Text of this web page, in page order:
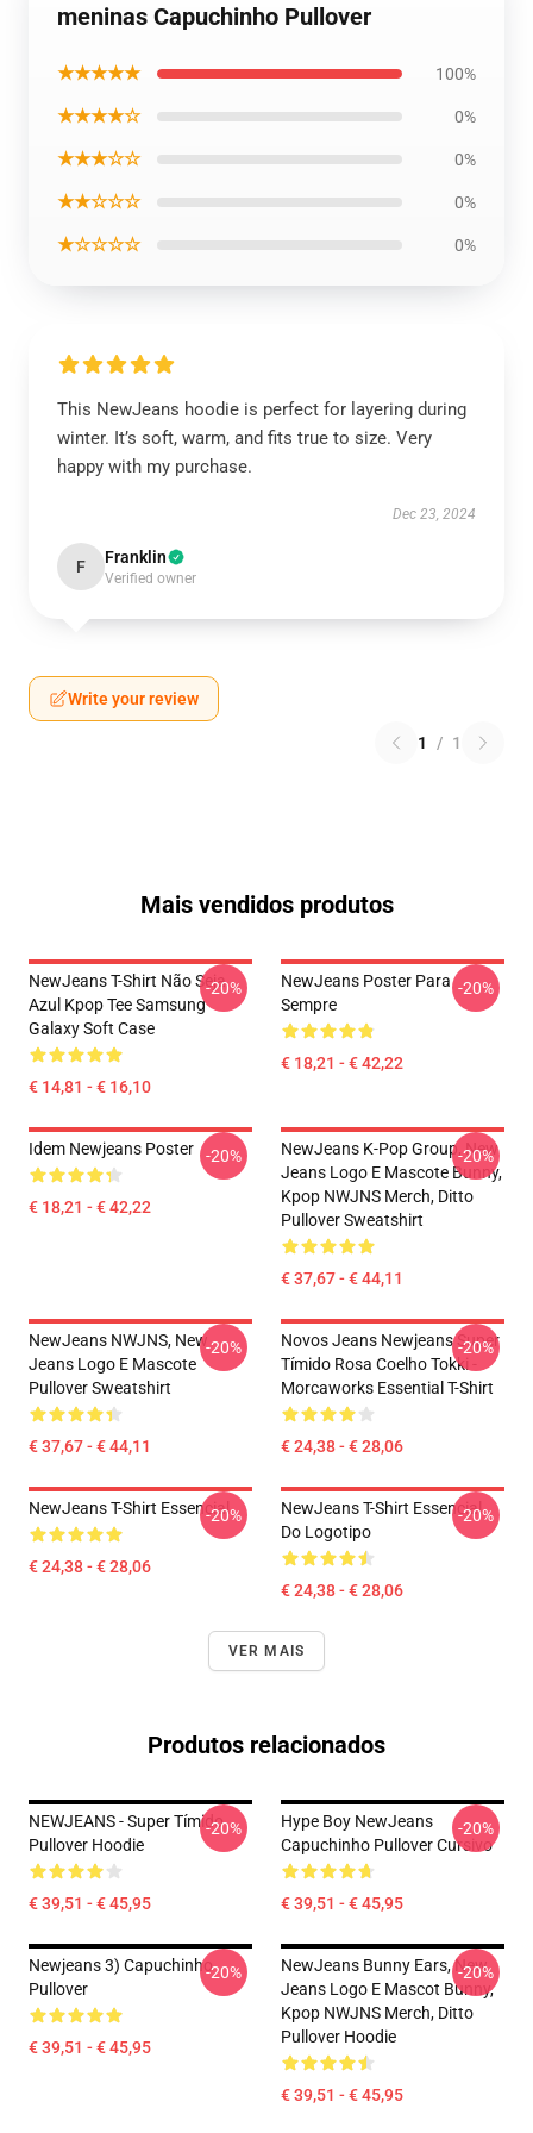
meninas Capuchinho Pullover
★★★★★ 100%
★★★★☆ 0%
★★★☆☆ 0%
★★☆☆☆ 0%
★☆☆☆☆ 0%
This NewJeans hoodie is perfect for layering during
winter. It’s soft, warm, and fits true to size. Very
happy with my purchase.
Dec 23, 2024
F Franklin
Verified owner
Write your review
1 / 1
Mais vendidos produtos
NewJeans T-Shirt Não Seja
Azul Kpop Tee Samsung
Galaxy Soft Case
€ 14,81 - € 16,10
-20%
NewJeans Poster Para
Sempre
€ 18,21 - € 42,22
-20%
Idem Newjeans Poster
€ 18,21 - € 42,22
-20%
NewJeans K-Pop Group, New
Jeans Logo E Mascote Bunny,
Kpop NWJNS Merch, Ditto
Pullover Sweatshirt
€ 37,67 - € 44,11
-20%
NewJeans NWJNS, New
Jeans Logo E Mascote
Pullover Sweatshirt
€ 37,67 - € 44,11
-20%
Novos Jeans Newjeans Super
Tímido Rosa Coelho Tokki -
Morcaworks Essential T-Shirt
€ 24,38 - € 28,06
-20%
NewJeans T-Shirt Essencial
€ 24,38 - € 28,06
-20%
NewJeans T-Shirt Essencial
Do Logotipo
€ 24,38 - € 28,06
-20%
VER MAIS
Produtos relacionados
NEWJEANS - Super Tímido
Pullover Hoodie
€ 39,51 - € 45,95
-20%
Hype Boy NewJeans
Capuchinho Pullover Cursivo
€ 39,51 - € 45,95
-20%
Newjeans 3) Capuchinho
Pullover
€ 39,51 - € 45,95
-20%
NewJeans Bunny Ears, New
Jeans Logo E Mascot Bunny,
Kpop NWJNS Merch, Ditto
Pullover Hoodie
€ 39,51 - € 45,95
-20%